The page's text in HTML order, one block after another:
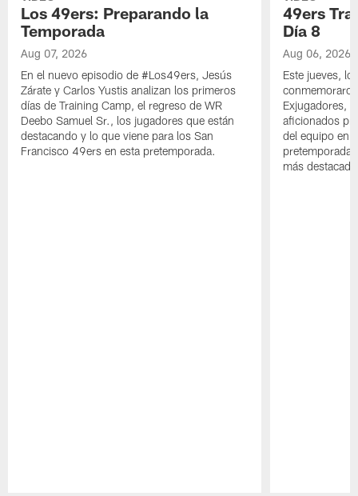
Los 49ers: Preparando la
Temporada
Aug 07, 2026
En el nuevo episodio de #Los49ers, Jesús
Zárate y Carlos Yustis analizan los primeros
días de Training Camp, el regreso de WR
Deebo Samuel Sr., los jugadores que están
destacando y lo que viene para los San
Francisco 49ers en esta pretemporada.
49ers
Día 8
Aug 06, 2026
Este jueves,
Exjugadores,
aficionados
del equipo en
pretemporada
más